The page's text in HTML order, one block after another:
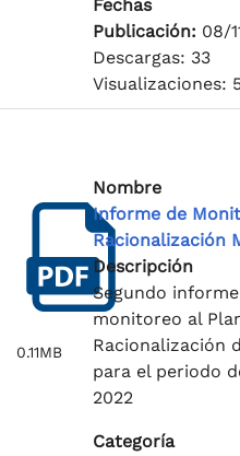
Fechas
Publicación: 08/
Descargas: 33
Visualizaciones:
0.11MB
Nombre
Informe de
Racionalización
Descripción
Segundo
monitoreo al
Racionalización
para el periodo
2022
Categoría